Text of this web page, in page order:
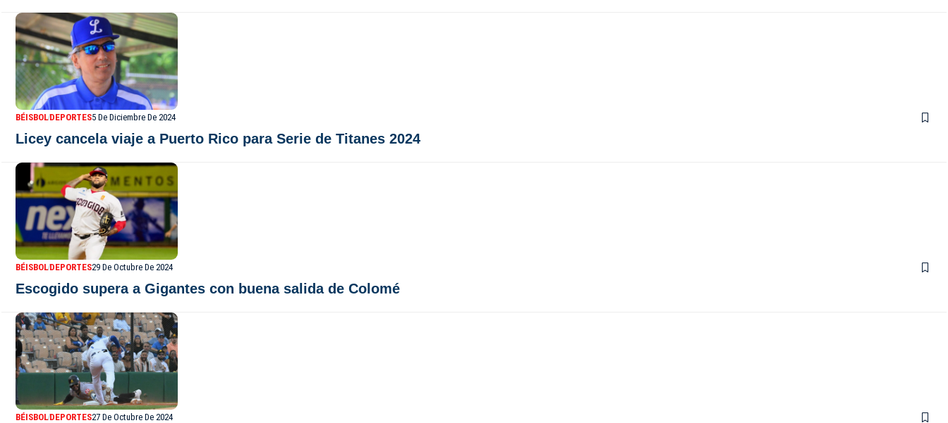
BÉISBOLDEPORTES5 De Diciembre De 2024
Licey cancela viaje a Puerto Rico para Serie de Titanes 2024
BÉISBOLDEPORTES29 De Octubre De 2024
Escogido supera a Gigantes con buena salida de Colomé
BÉISBOLDEPORTES27 De Octubre De 2024